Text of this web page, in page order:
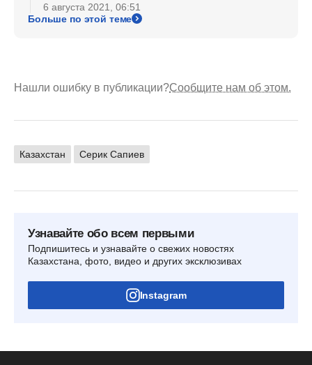
6 августа 2021, 06:51
Больше по этой теме
Нашли ошибку в публикации?Сообщите нам об этом.
Казахстан Серик Сапиев
Узнавайте обо всем первыми
Подпишитесь и узнавайте о свежих новостях
Казахстана, фото, видео и других эксклюзивах
Instagram